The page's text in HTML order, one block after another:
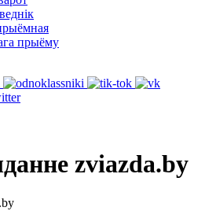
прыёму
zviazda.by